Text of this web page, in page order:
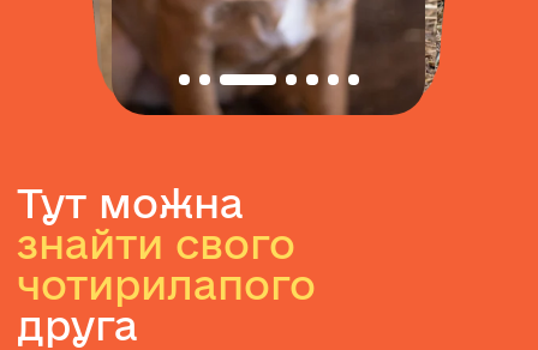
Тут можна
знайти свого
чотирилапого
друга